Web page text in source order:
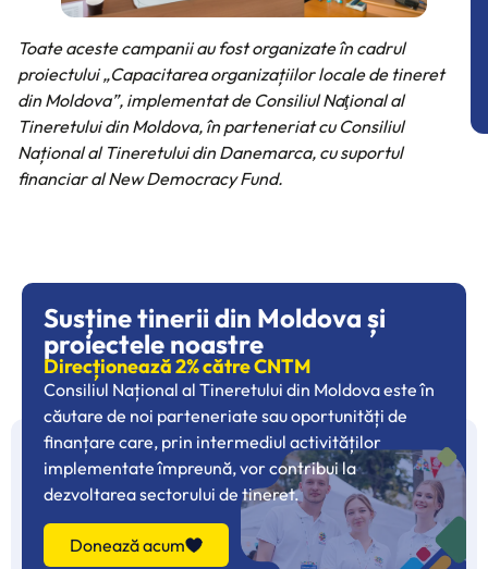
Toate aceste campanii au fost organizate în cadrul
proiectului „Capacitarea organizațiilor locale de tineret
din Moldova”, implementat de Consiliul Naţional al
Tineretului din Moldova, în parteneriat cu Consiliul
Național al Tineretului din Danemarca, cu suportul
financiar al New Democracy Fund.
Susține tinerii din Moldova și
proiectele noastre
Direcționează 2% către CNTM
Consiliul Național al Tineretului din Moldova este în
căutare de noi parteneriate sau oportunități de
finanțare care, prin intermediul activităților
implementate împreună, vor contribui la
dezvoltarea sectorului de tineret.
Donează acum